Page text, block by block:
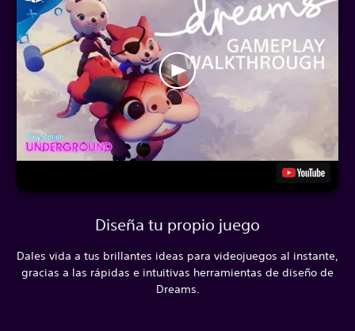
Diseña tu propio juego
Dales vida a tus brillantes ideas para videojuegos al instante,
gracias a las rápidas e intuitivas herramientas de diseño de
Dreams.